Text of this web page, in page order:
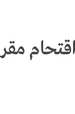
مقر